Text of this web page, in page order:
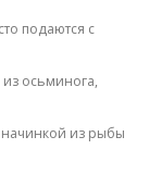
подаются с
осьминога,
из рыбы